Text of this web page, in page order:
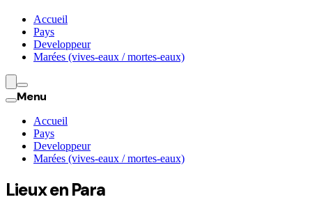
Accueil
Pays
Developpeur
Marées (vives-eaux / mortes-eaux)
Menu
Accueil
Pays
Developpeur
Marées (vives-eaux / mortes-eaux)
Lieux en Para